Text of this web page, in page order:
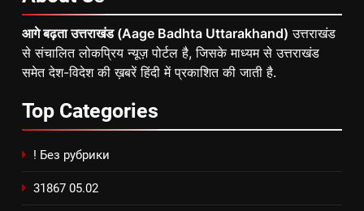
आगे बढ़ता उत्तराखंड (Aage Badhta Uttarakhand) उत्तराखंड
से संचालित लोकप्रिय न्यूज़ पोर्टल है, जिसके माध्यम से उत्तराखंड
समेत देश-विदेश की ख़बरें हिंदी में प्रकाशित की जाती है.
Top Categories
! Без рубрики
31867 05.02